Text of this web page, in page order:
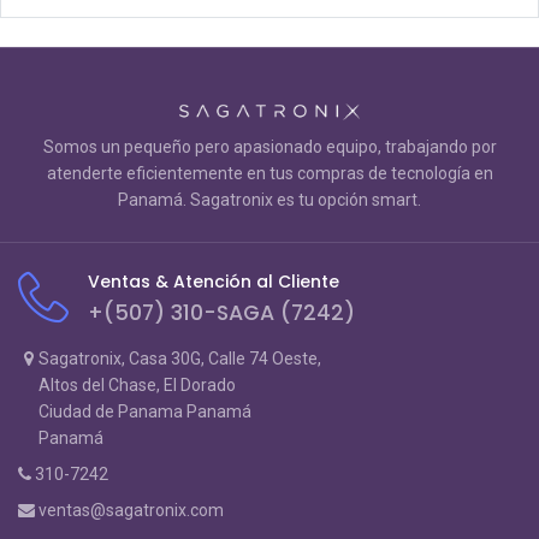
Somos un pequeño pero apasionado equipo, trabajando por
atenderte eficientemente en tus compras de tecnología en
Panamá. Sagatronix es tu opción smart.
Ventas & Atención al Cliente
+(507) 310-SAGA (7242)
Sagatronix, Casa 30G, Calle 74 Oeste,
Altos del Chase, El Dorado
Ciudad de Panama Panamá
Panamá
310-7242
ventas@sagatronix.com